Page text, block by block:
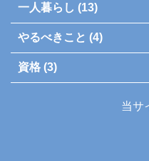
一人暮らし (13)
やるべきこと (4)
資格 (3)
当サ